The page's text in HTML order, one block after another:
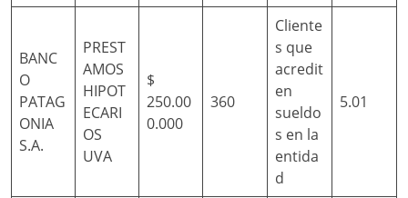
BANC
O
PATAG
ONIA
S.A.
PREST
AMOS
HIPOT
ECARI
OS
UVA
$
250.00
0.000
360
Cliente
s que
acredit
en
sueldo
s en la
entida
d
5.01